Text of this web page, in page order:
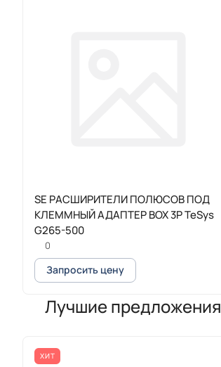
SE РАСШИРИТЕЛИ ПОЛЮСОВ ПОД
КЛЕММНЫЙ АДАПТЕР BOX 3P TeSys
G265-500
0
Запросить цену
Лучшие предложения
ХИТ